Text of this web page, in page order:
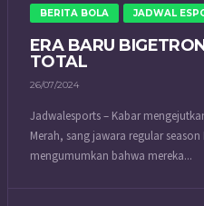
BERITA BOLA JADWAL
ERA BARU
TOTAL
26/07/2024
Jadwalesports – Kabar
Merah, sang jawara regular
mengumumkan bahwa mereka...